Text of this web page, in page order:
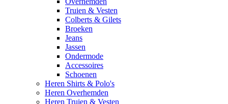
Truien & Vesten
Colberts & Gilets
Broeken
Jeans
Jassen
Ondermode
Accessoires
Schoenen
Heren Shirts & Polo's
Heren Overhemden
Heren Truien & Vesten